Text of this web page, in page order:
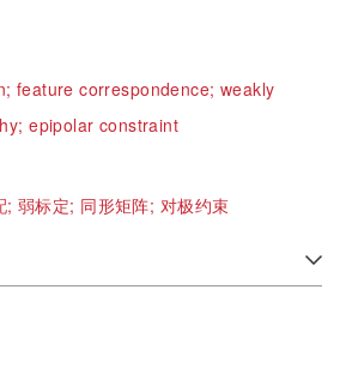
feature correspondence; weakly
epipolar constraint
;弱标定; 同形矩阵; 对极约束